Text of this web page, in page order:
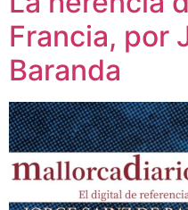
Francia, por
Baranda